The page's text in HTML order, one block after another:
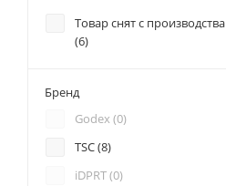
Товар снят с производства
(6)
Бренд
Godex (0)
TSC (8)
iDPRT (0)